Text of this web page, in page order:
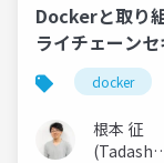
Dockerと取り
ライチェーン
ティ：脆弱性
らなくす「
Container
docker
根本 征
(Tadashi